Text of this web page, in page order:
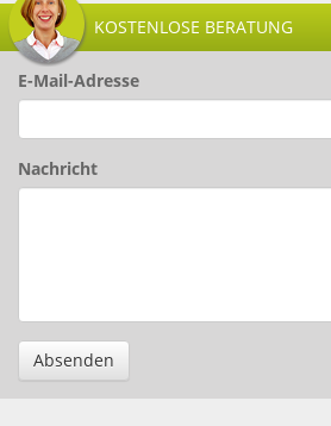
KOSTENLOSE BERATUNG
E-Mail-Adresse
Nachricht
Absenden